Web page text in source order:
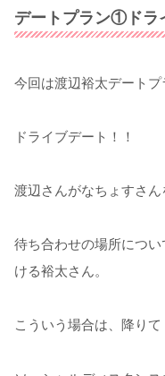
デートプラン①ドラ
今回は渡辺裕太デートプ
ドライブデート！！
渡辺さんがなちょすさん
待ち合わせの場所につ
ける裕太さん。
こういう場合は、降り